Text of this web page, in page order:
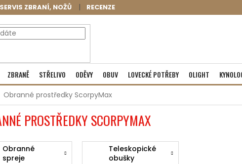
ZBRANÍ, NOŽŮ RECENZE
NÁKUPNÍ
KOŠÍK
Prázdný košík
ZBRANĚ STŘELIVO ODĚVY OBUV LOVECKÉ POTŘEBY OLIGHT
Obranné prostředky ScorpyMax
PROSTŘEDKY SCORPYMAX
Obranné
spreje
Teleskopické
obušky